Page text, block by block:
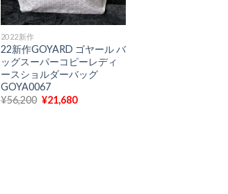
2022新作
22新作GOYARD ゴヤール バ
ッグスーパーコピーレディ
ースショルダーバッグ
GOYA0067
¥56,200 元
¥21,680現